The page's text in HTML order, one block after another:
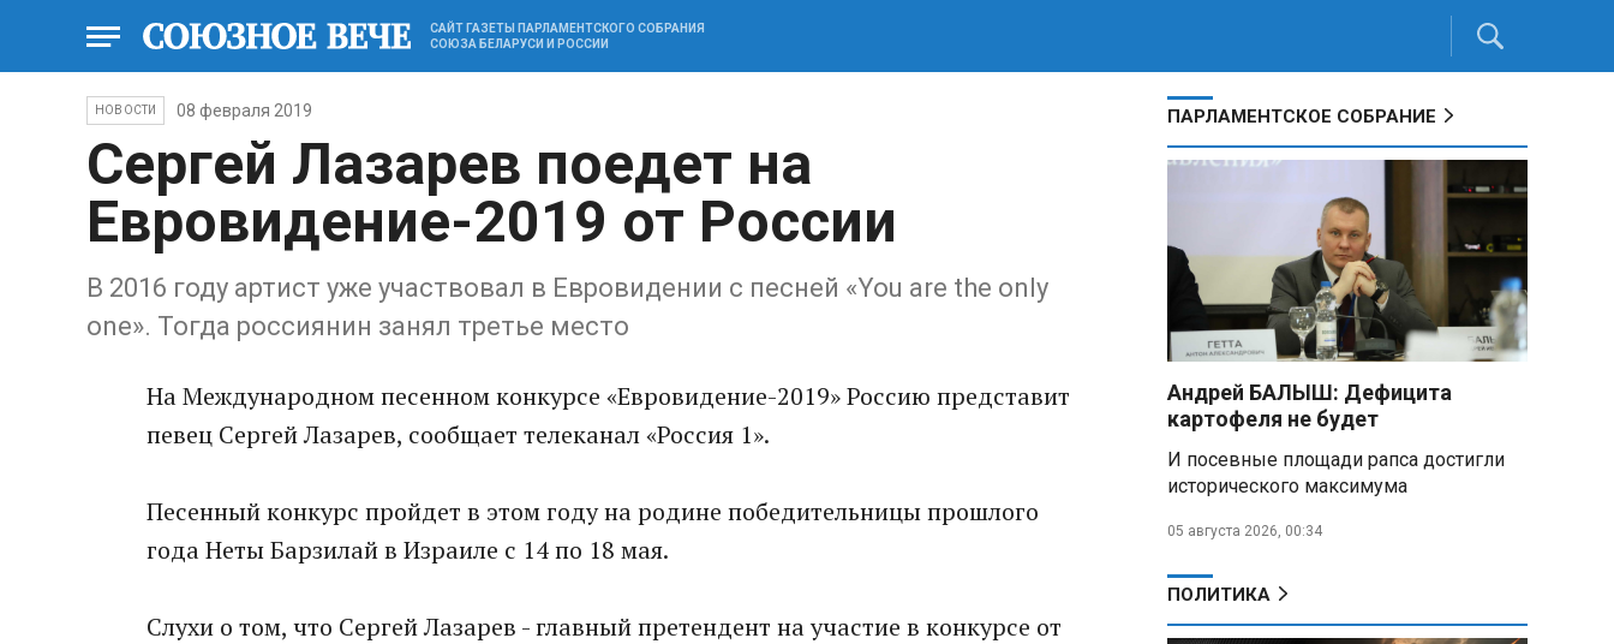
САЙТ ГАЗЕТЫ ПАРЛАМЕНТСКОГО СОБРАНИЯ
СОЮЗА БЕЛАРУСИ И РОССИИ
НОВОСТИ 08 февраля 2019
Сергей Лазарев поедет на
Евровидение-2019 от России
В 2016 году артист уже участвовал в Евровидении с песней «You are the only
one». Тогда россиянин занял третье место
На Международном песенном конкурсе «Евровидение-2019» Россию представит
певец Сергей Лазарев, сообщает телеканал «Россия 1».
Песенный конкурс пройдет в этом году на родине победительницы прошлого
года Неты Барзилай в Израиле с 14 по 18 мая.
Слухи о том, что Сергей Лазарев - главный претендент на участие в конкурсе от
ПАРЛАМЕНТСКОЕ СОБРАНИЕ
Андрей БАЛЫШ: Дефицита
картофеля не будет
И посевные площади рапса достигли
исторического максимума
05 августа 2026, 00:34
ПОЛИТИКА